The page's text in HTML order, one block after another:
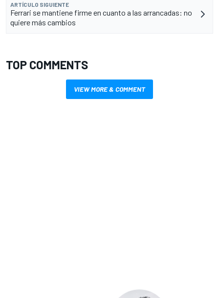
ARTÍCULO SIGUIENTE
Ferrari se mantiene firme en cuanto a las arrancadas: no
quiere más cambios
TOP COMMENTS
VIEW MORE & COMMENT